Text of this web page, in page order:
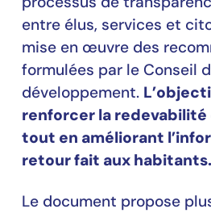
entre élus, services et
mise en œuvre des
formulées par le Conseil
développement.
renforcer la
tout en améliorant
retour fait aux habitants.
Le document propose